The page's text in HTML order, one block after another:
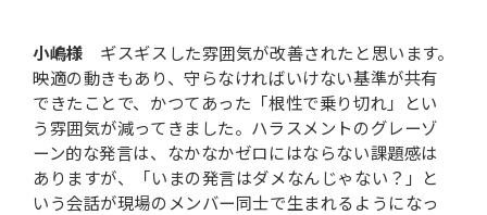
小嶋様 ギスギスした雰囲気が改善されたと思います。
映適の動きもあり、守らなければいけない基準が共有
できたことで、かつてあった「根性で乗り切れ」とい
う雰囲気が減ってきました。ハラスメントのグレーゾ
ーン的な発言は、なかなかゼロにはならない課題感は
ありますが、「いまの発言はダメなんじゃない？」と
いう会話が現場のメンバー同士で生まれるようになっ